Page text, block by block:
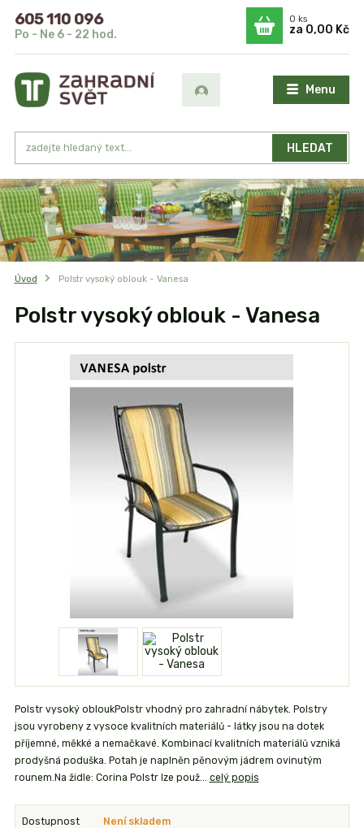
Menu
HLEDAT
605 110 096
Po - Ne 6 - 22 hod.
0ks
za 0,00 Kč
Úvod Polstr vysoký oblouk - Vanesa
Polstr vysoký oblouk - Vanesa
Polstr vysoký obloukPolstr vhodný pro zahradní nábytek. Polstry
jsou vyrobeny z vysoce kvalitních materiálů - látky jsou na dotek
příjemné, měkké a nemačkavé. Kombinací kvalitních materiálů vzniká
prodyšná poduška. Potah je naplněn pěnovým jádrem ovinutým
rounem.Na židle: Corina Polstr lze použ... celý popis
Dostupnost Není skladem